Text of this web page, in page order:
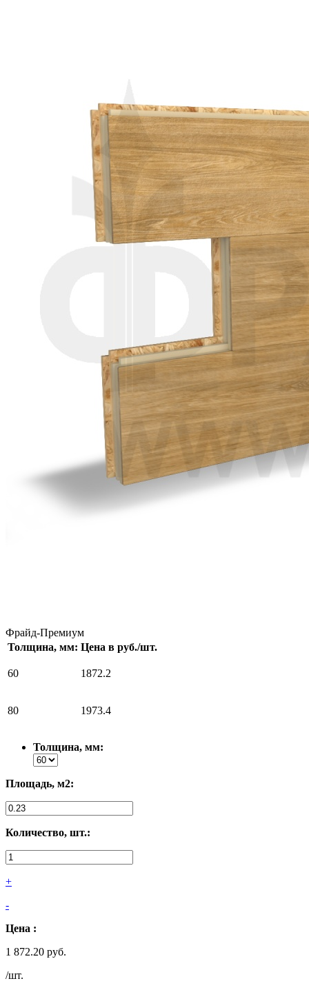
Фрайд-Премиум
Толщина, мм: Цена в руб./шт.
60 1872.2
80 1973.4
Толщина, мм:
Площадь, м2:
Количество, шт.:
+
-
Цена :
1 872.20 руб.
/шт.